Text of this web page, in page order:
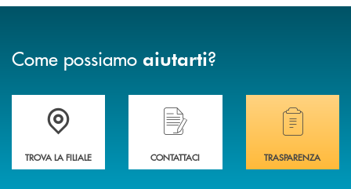
Come possiamo aiutarti?
Trova la filiale più vicina a te .
TROVA LA FILIALE
Hai bisogno di assistenza immediata?
CONTATTACI
Hai bisogno di
TRASPARENZA